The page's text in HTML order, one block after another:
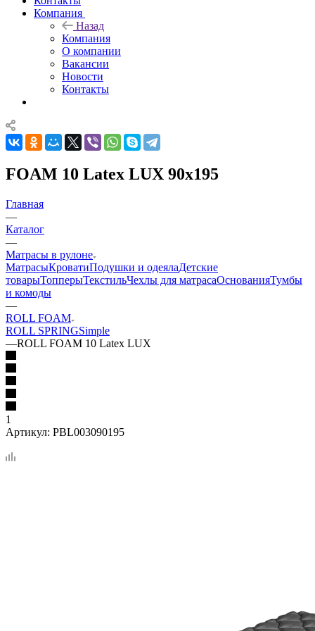
Компания
Назад
Компания
О компании
Вакансии
Новости
Контакты
FOAM 10 Latex LUX 90x195
Главная
—
Каталог
—
Матрасы в рулоне
МатрасыКроватиПодушки и одеялаДетские
товарыТопперыТекстильЧехлы для матрасаОснованияТумбы
и комоды
—
ROLL FOAM
ROLL SPRINGSimple
—ROLL FOAM 10 Latex LUX
1
Артикул: PBL003090195